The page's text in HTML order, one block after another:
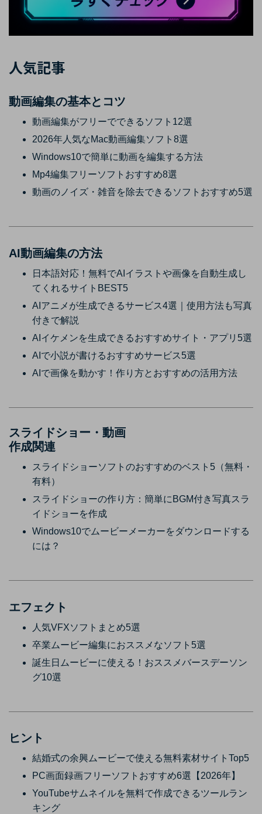
人気記事
動画編集の基本とコツ
動画編集がフリーでできるソフト12選
2026年人気なMac動画編集ソフト8選
Windows10で簡単に動画を編集する方法
Mp4編集フリーソフトおすすめ8選
動画のノイズ・雑音を除去できるソフトおすすめ5選
AI動画編集の方法
日本語対応！無料でAIイラストや画像を自動生成し
てくれるサイトBEST5
AIアニメが生成できるサービス4選｜使用方法も写真
付きで解説
AIイケメンを生成できるおすすめサイト・アプリ5選
AIで小説が書けるおすすめサービス5選
AIで画像を動かす！作り方とおすすめの活用方法
スライドショー・動画
作成関連
スライドショーソフトのおすすめのベスト5（無料・
有料）
スライドショーの作り方：簡単にBGM付き写真スラ
イドショーを作成
Windows10でムービーメーカーをダウンロードする
には？
エフェクト
人気VFXソフトまとめ5選
卒業ムービー編集におススメなソフト5選
誕生日ムービーに使える！おススメバースデーソン
グ10選
ヒント
結婚式の余興ムービーで使える無料素材サイトTop5
PC画面録画フリーソフトおすすめ6選【2026年】
YouTubeサムネイルを無料で作成できるツールラン
キング